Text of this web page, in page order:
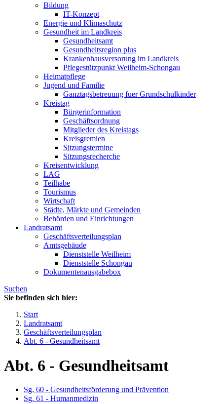
Bildung
IT-Konzept
Energie und Klimaschutz
Gesundheit im Landkreis
Gesundheitsamt
Gesundheitsregion plus
Krankenhausversorung im Landkreis
Pflegestützpunkt Weilheim-Schongau
Heimatpflege
Jugend und Familie
Ganztagsbetreuung fuer Grundschulkinder
Kreistag
Bürgerinformation
Geschäftsordnung
Mitglieder des Kreistags
Kreisgremien
Sitzungstermine
Sitzungsrecherche
Kreisentwicklung
LAG
Teilhabe
Tourismus
Wirtschaft
Städte, Märkte und Gemeinden
Behörden und Einrichtungen
Landratsamt
Geschäftsverteilungsplan
Amtsgebäude
Dienststelle Weilheim
Dienststelle Schongau
Dokumentenausgabebox
Suchen
Sie befinden sich hier:
Start
Landratsamt
Geschäftsverteilungsplan
Abt. 6 - Gesundheitsamt
Abt. 6 - Gesundheitsamt
Sg. 60 - Gesundheitsförderung und Prävention
Sg. 61 - Humanmedizin